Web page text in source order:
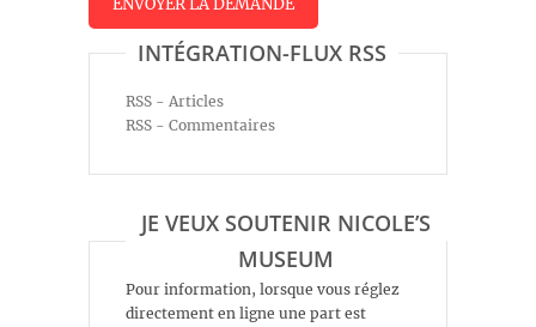
INTÉGRATION-FLUX RSS
RSS - Articles
RSS - Commentaires
JE VEUX SOUTENIR NICOLE’S
MUSEUM
Pour information, lorsque vous réglez
directement en ligne une part est